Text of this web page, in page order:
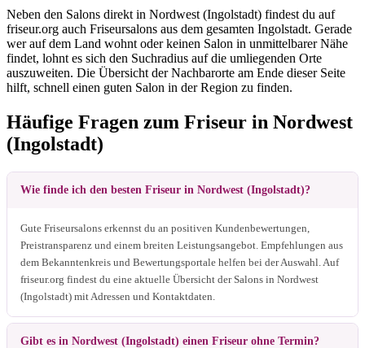
Neben den Salons direkt in Nordwest (Ingolstadt) findest du auf
friseur.org auch Friseursalons aus dem gesamten Ingolstadt. Gerade
wer auf dem Land wohnt oder keinen Salon in unmittelbarer Nähe
findet, lohnt es sich den Suchradius auf die umliegenden Orte
auszuweiten. Die Übersicht der Nachbarorte am Ende dieser Seite
hilft, schnell einen guten Salon in der Region zu finden.
Häufige Fragen zum Friseur in Nordwest
(Ingolstadt)
Wie finde ich den besten Friseur in Nordwest (Ingolstadt)?
Gute Friseursalons erkennst du an positiven Kundenbewertungen,
Preistransparenz und einem breiten Leistungsangebot. Empfehlungen aus
dem Bekanntenkreis und Bewertungsportale helfen bei der Auswahl. Auf
friseur.org findest du eine aktuelle Übersicht der Salons in Nordwest
(Ingolstadt) mit Adressen und Kontaktdaten.
Gibt es in Nordwest (Ingolstadt) einen Friseur ohne Termin?